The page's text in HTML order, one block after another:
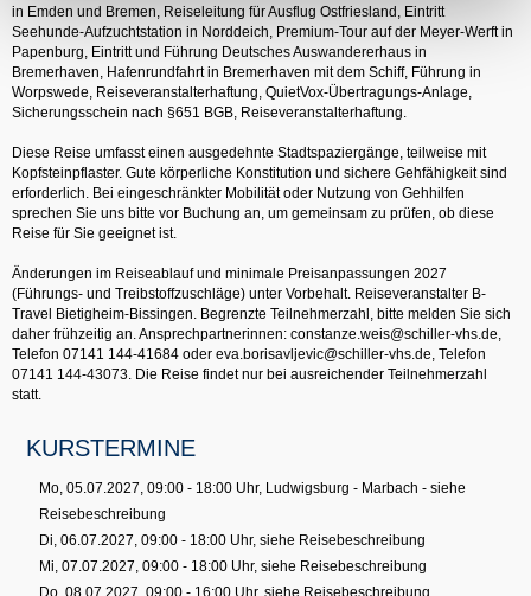
in Emden und Bremen, Reiseleitung für Ausflug Ostfriesland, Eintritt
Seehunde-Aufzuchtstation in Norddeich, Premium-Tour auf der Meyer-Werft in
Papenburg, Eintritt und Führung Deutsches Auswandererhaus in
Bremerhaven, Hafenrundfahrt in Bremerhaven mit dem Schiff, Führung in
Worpswede, Reiseveranstalterhaftung, QuietVox-Übertragungs-Anlage,
Sicherungsschein nach §651 BGB, Reiseveranstalterhaftung.
Diese Reise umfasst einen ausgedehnte Stadtspaziergänge, teilweise mit
Kopfsteinpflaster. Gute körperliche Konstitution und sichere Gehfähigkeit sind
erforderlich. Bei eingeschränkter Mobilität oder Nutzung von Gehhilfen
sprechen Sie uns bitte vor Buchung an, um gemeinsam zu prüfen, ob diese
Reise für Sie geeignet ist.
Änderungen im Reiseablauf und minimale Preisanpassungen 2027
(Führungs- und Treibstoffzuschläge) unter Vorbehalt. Reiseveranstalter B-
Travel Bietigheim-Bissingen. Begrenzte Teilnehmerzahl, bitte melden Sie sich
daher frühzeitig an. Ansprechpartnerinnen: constanze.weis@schiller-vhs.de,
Telefon 07141 144-41684 oder eva.borisavljevic@schiller-vhs.de, Telefon
07141 144-43073. Die Reise findet nur bei ausreichender Teilnehmerzahl
statt.
KURSTERMINE
Mo, 05.07.2027, 09:00 - 18:00 Uhr, Ludwigsburg - Marbach - siehe
Reisebeschreibung
Di, 06.07.2027, 09:00 - 18:00 Uhr, siehe Reisebeschreibung
Mi, 07.07.2027, 09:00 - 18:00 Uhr, siehe Reisebeschreibung